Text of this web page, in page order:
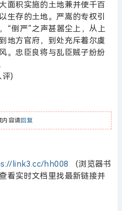
面积实施的土地兼并使千百
生存的土地。严嵩的专权引
“倒严”之声甚嚣尘上，从上
地方官府，到处充斥着尔虞
。忠臣良将与乱臣贼子纷纷
评)
内容请回复
link3.cc/hh008 （浏览器书
看实时文档里找最新链接并